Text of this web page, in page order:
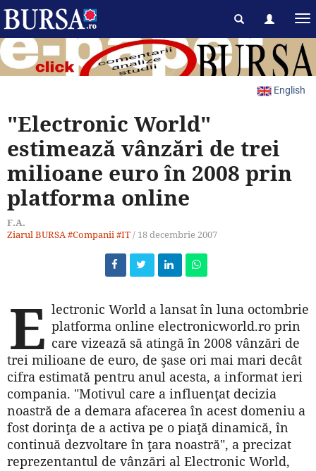
English
"Electronic World"
estimează vânzări de trei
milioane euro în 2008 prin
platforma online
F.A.
Ziarul BURSA#Companii#IT/ 18 decembrie 2007
E lectronic World a lansat în luna octombrie
platforma online electronicworld.ro prin
care vizează să atingă în 2008 vânzări de
trei milioane de euro, de şase ori mai mari decât
cifra estimată pentru anul acesta, a informat ieri
compania. "Motivul care a influenţat decizia
noastră de a demara afacerea în acest domeniu a
fost dorinţa de a activa pe o piaţă dinamică, în
continuă dezvoltare în ţara noastră", a precizat
reprezentantul de vânzări al Electronic World,